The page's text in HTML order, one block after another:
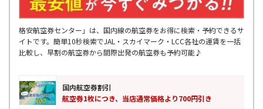
格安航空券センター」は、国内線の航空券をお得に検索・予約できるサ
イトです。簡単10秒検索でJAL・スカイマーク・LCC各社の運賃を一括
比較し、早割の航空券から間際出発の航空券も予約可能♪
国内航空券割引
航空券1枚につき、当店通常価格より700円引き